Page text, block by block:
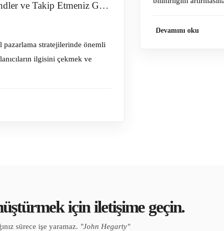
Sosyal Medya Trendleri: En Son Trendler ve Takip Etmeniz Gereken Platformlar Nelerdir?
stratejilerinde önemli
ilgisini çekmek ve
Devamını oku
için iletişime geçin.
sürece işe yaramaz. "John Hegarty"